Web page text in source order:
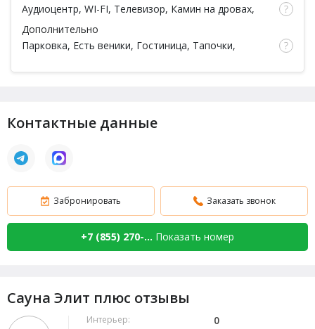
Аудиоцентр, WI-FI, Телевизор, Камин на дровах,
Дополнительно
Парковка, Есть веники, Гостиница, Тапочки,
Халаты, Шампунь, Мыло, Мочалка, Посуда, Чайная
Контактные данные
Забронировать Заказать звонок
+7 (855) 270-... Показать номер
Сауна Элит плюс отзывы
Интерьер: 0